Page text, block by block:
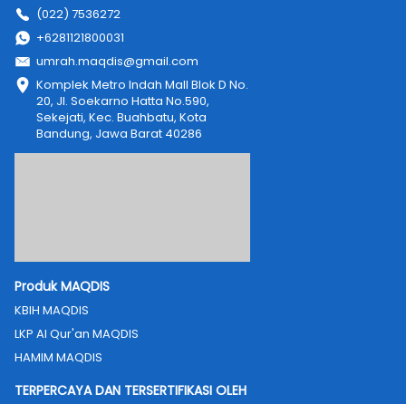
(022) 7536272
+6281121800031
umrah.maqdis@gmail.com
Komplek Metro Indah Mall Blok D No.
20, Jl. Soekarno Hatta No.590,
Sekejati, Kec. Buahbatu, Kota
Bandung, Jawa Barat 40286
Produk MAQDIS
KBIH MAQDIS
LKP Al Qur'an MAQDIS
HAMIM MAQDIS
TERPERCAYA DAN TERSERTIFIKASI OLEH